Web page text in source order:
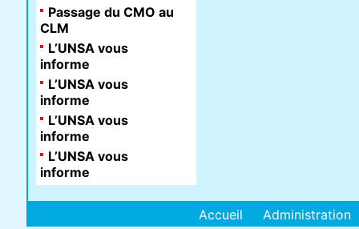
Passage du CMO au
CLM
L’UNSA vous
informe
L’UNSA vous
informe
L’UNSA vous
informe
L’UNSA vous
informe
Accueil Administration